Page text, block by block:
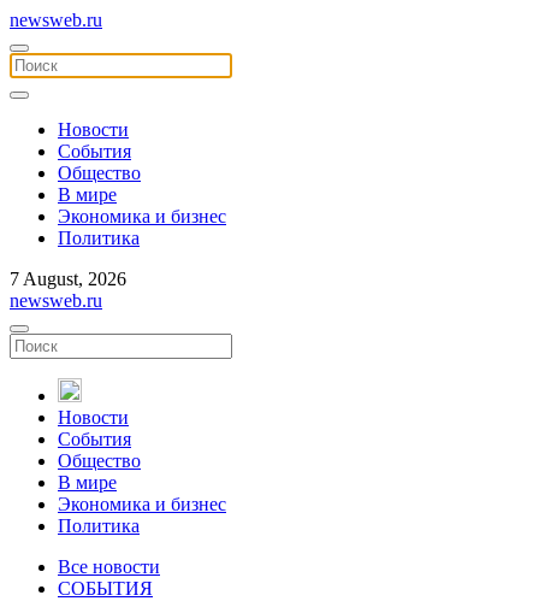
newsweb.ru
Новости
События
Общество
В мире
Экономика и бизнес
Политика
7 August, 2026
newsweb.ru
Новости
События
Общество
В мире
Экономика и бизнес
Политика
Все новости
СОБЫТИЯ